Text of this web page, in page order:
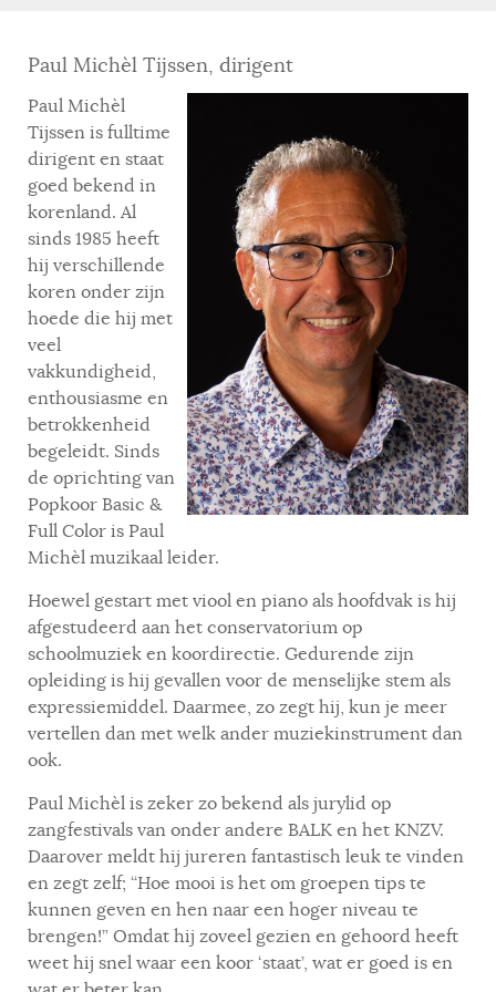
Paul Michèl Tijssen, dirigent
Paul Michèl
Tijssen is fulltime
dirigent en staat
goed bekend in
korenland. Al
sinds 1985 heeft
hij verschillende
koren onder zijn
hoede die hij met
veel
vakkundigheid,
enthousiasme en
betrokkenheid
begeleidt. Sinds
de oprichting van
Popkoor Basic &
Full Color is Paul
Michèl muzikaal leider.
Hoewel gestart met viool en piano als hoofdvak is hij
afgestudeerd aan het conservatorium op
schoolmuziek en koordirectie. Gedurende zijn
opleiding is hij gevallen voor de menselijke stem als
expressiemiddel. Daarmee, zo zegt hij, kun je meer
vertellen dan met welk ander muziekinstrument dan
ook.
Paul Michèl is zeker zo bekend als jurylid op
zangfestivals van onder andere BALK en het KNZV.
Daarover meldt hij jureren fantastisch leuk te vinden
en zegt zelf; “Hoe mooi is het om groepen tips te
kunnen geven en hen naar een hoger niveau te
brengen!” Omdat hij zoveel gezien en gehoord heeft
weet hij snel waar een koor ‘staat’, wat er goed is en